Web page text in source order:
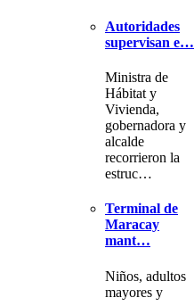
Autoridades
supervisan e…
Ministra de
Hábitat y
Vivienda,
gobernadora y
alcalde
recorrieron la
estruc…
Terminal de
Maracay
mant…
Niños, adultos
mayores y